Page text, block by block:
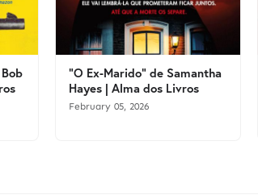
"O Ex-Marido" de Samantha
Hayes | Alma dos Livros
February 05, 2026